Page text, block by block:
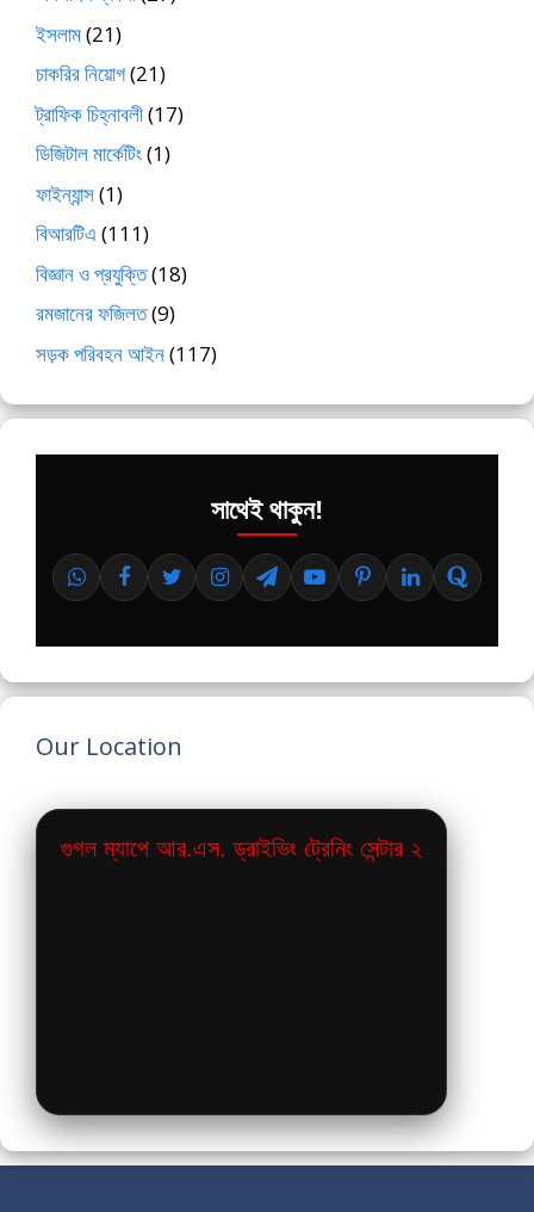
ইসলাম(21)
চাকরির নিয়োগ(21)
ট্রাফিক চিহ্নাবলী(17)
ডিজিটাল মার্কেটিং(1)
ফাইন্যান্স(1)
বিআরটিএ (111)
বিজ্ঞান ও প্রযুক্তি(18)
রমজানের ফজিলত(9)
সড়ক পরিবহন আইন(117)
সাথেই থাকুন!
Our Location
গুগল ম্যাপে আর.এস. ড্রাইভিং ট্রেনিং সেন্টার ২